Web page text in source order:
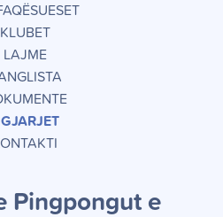
KLUBET
LAJME
Pingpongut e